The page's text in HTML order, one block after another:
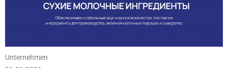
Unternehmen